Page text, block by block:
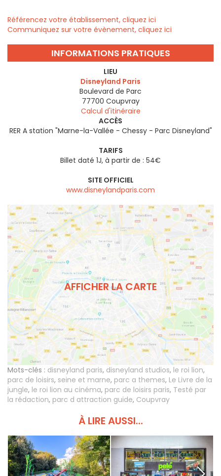
Référencez votre établissement, cliquez ici
Communiquez sur votre évènement, cliquez ici
INFORMATIONS PRATIQUES
LIEU
Disneyland Paris
Boulevard de Parc
77700 Coupvray
Calcul d'itinéraire
ACCÈS
RER A station "Marne-la-Vallée - Chessy - Parc Disneyland"
TARIFS
Billet daté 1J, à partir de : 54€
SITE OFFICIEL
www.disneylandparis.com
AFFICHER LA CARTE
Mots-clés : disneyland paris, disneyland studios, le roi lion,
parc de loisirs, seine et marne, parc a themes, Le Livre de la
jungle, le roi lion au cinéma, parc de loisirs paris, Testé par
la rédaction, parc d attraction guide, Coupvray
À LIRE AUSSI...